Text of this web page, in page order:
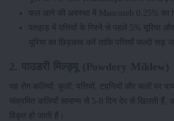
फल आने की अवस्था में Mancozeb 0.25% का
पतझड़ में पत्तियों के गिरने से पहले 5% यूरिया
यूरिया का छिड़काव करें ताकि पत्तियाँ जल्दी सड़
यह रोग कलियों, फूलों, पत्तियों, टहनियों और फलों पर
संक्रमित कलियाँ सामान्य से 5-8 दिन देर से खिलती हैं,
विकृत हो जाती हैं।